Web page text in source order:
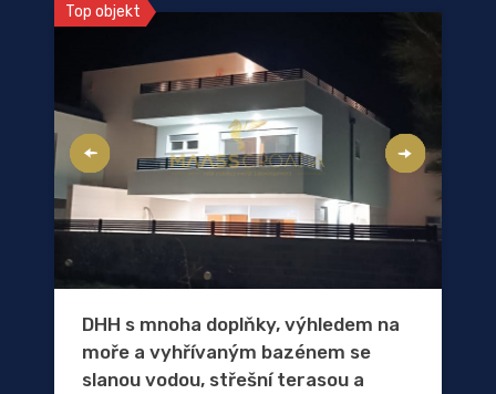
Top objekt
DHH s mnoha doplňky, výhledem na
moře a vyhřívaným bazénem se
slanou vodou, střešní terasou a